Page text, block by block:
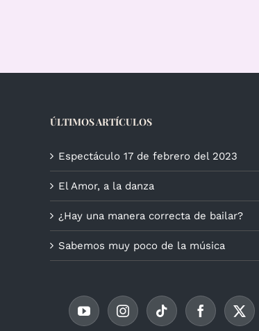
ÚLTIMOS ARTÍCULOS
Espectáculo 17 de febrero del 2023
El Amor, a la danza
¿Hay una manera correcta de bailar?
Sabemos muy poco de la música